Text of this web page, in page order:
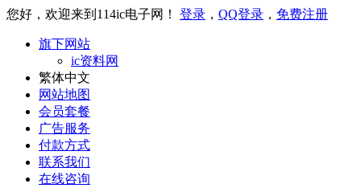
您好，欢迎来到114ic电子网！ 登录 ， QQ登录 ， 免费注册
旗下网站
ic资料网
繁体中文
网站地图
会员套餐
广告服务
付款方式
联系我们
在线咨询